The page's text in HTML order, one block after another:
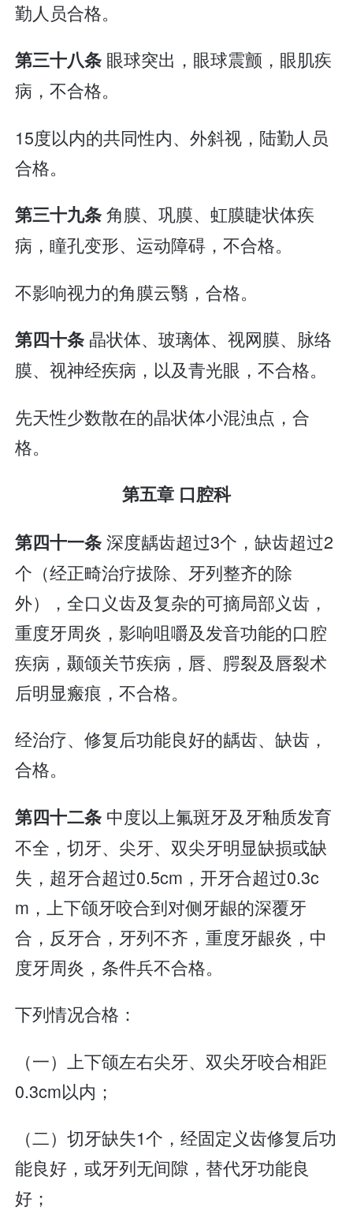
勤人员合格。
第三十八条 眼球突出，眼球震颤，眼肌疾
病，不合格。
15度以内的共同性内、外斜视，陆勤人员
合格。
第三十九条角膜、巩膜、虹膜睫状体疾
病，瞳孔变形、运动障碍，不合格。
不影响视力的角膜云翳，合格。
第四十条 晶状体、玻璃体、视网膜、脉络
膜、视神经疾病，以及青光眼，不合格。
先天性少数散在的晶状体小混浊点，合
格。
第五章 口腔科
第四十一条深度龋齿超过3个，缺齿超过2
个（经正畸治疗拔除、牙列整齐的除
外），全口义齿及复杂的可摘局部义齿，
重度牙周炎，影响咀嚼及发音功能的口腔
疾病，颞颌关节疾病，唇、腭裂及唇裂术
后明显瘢痕，不合格。
经治疗、修复后功能良好的龋齿、缺齿，
合格。
第四十二条 中度以上氟斑牙及牙釉质发育
不全，切牙、尖牙、双尖牙明显缺损或缺
失，超牙合超过0.5cm，开牙合超过0.3c
m，上下颌牙咬合到对侧牙龈的深覆牙
合，反牙合，牙列不齐，重度牙龈炎，中
度牙周炎，条件兵不合格。
下列情况合格：
（一）上下颌左右尖牙、双尖牙咬合相距
0.3cm以内；
（二）切牙缺失1个，经固定义齿修复后功
能良好，或牙列无间隙，替代牙功能良
好；